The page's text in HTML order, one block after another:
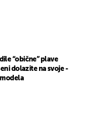
“obične” plave
dolazite na svoje -